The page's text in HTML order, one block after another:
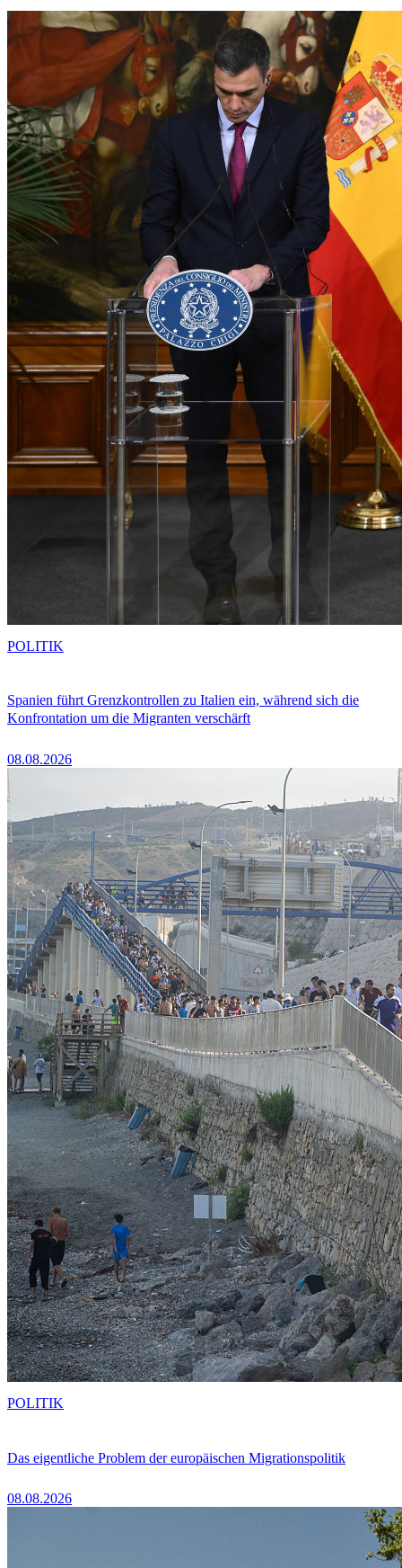
Spanien führt Grenzkontrollen zu Italien ein, während sich die
Konfrontation um die Migranten verschärft
08.08.2026
POLITIK
Das eigentliche Problem der europäischen Migrationspolitik
08.08.2026
POLITIK